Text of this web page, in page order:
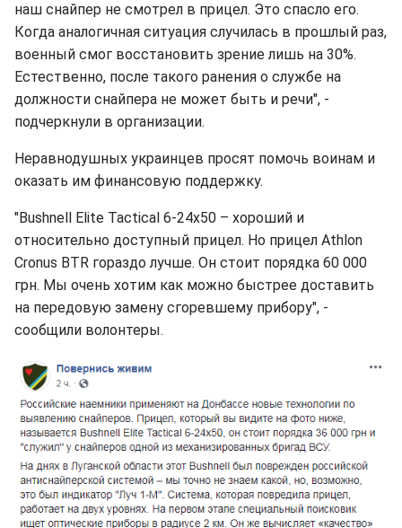
наш снайпер не смотрел в прицел. Это спасло его.
Когда аналогичная ситуация случилась в прошлый раз,
военный смог восстановить зрение лишь на 30%.
Естественно, после такого ранения о службе на
должности снайпера не может быть и речи", -
подчеркнули в организации.
Неравнодушных украинцев просят помочь воинам и
оказать им финансовую поддержку.
"Bushnell Elite Tactical 6-24x50 – хороший и
относительно доступный прицел. Но прицел Athlon
Cronus BTR гораздо лучше. Он стоит порядка 60 000
грн. Мы очень хотим как можно быстрее доставить
на передовую замену сгоревшему прибору", -
сообщили волонтеры.